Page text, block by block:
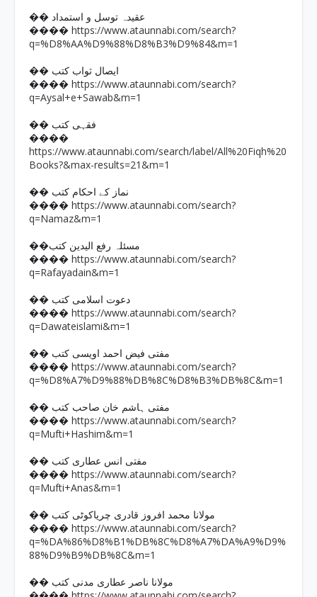
�� عقیدہ توسل و استمداد
���� https://www.ataunnabi.com/search?
q=%D8%AA%D9%88%D8%B3%D9%84&m=1
�� ایصال ثواب کتب
���� https://www.ataunnabi.com/search?
q=Aysal+e+Sawab&m=1
�� فقہی کتب
����
https://www.ataunnabi.com/search/label/All%20Fiqh%20
Books?&max-results=21&m=1
�� نماز کے احکام کتب
���� https://www.ataunnabi.com/search?
q=Namaz&m=1
��مسئلہ رفع الیدین کتب
���� https://www.ataunnabi.com/search?
q=Rafayadain&m=1
�� دعوت اسلامی کتب
���� https://www.ataunnabi.com/search?
q=Dawateislami&m=1
�� مفتی فیض احمد اویسی کتب
���� https://www.ataunnabi.com/search?
q=%D8%A7%D9%88%DB%8C%D8%B3%DB%8C&m=1
�� مفتی ہاشم خان صاحب کتب
���� https://www.ataunnabi.com/search?
q=Mufti+Hashim&m=1
�� مفتی انس عطاری کتب
���� https://www.ataunnabi.com/search?
q=Mufti+Anas&m=1
�� مولانا محمد افروز قادری چریاکوٹی کتب
���� https://www.ataunnabi.com/search?
q=%DA%86%D8%B1%DB%8C%D8%A7%DA%A9%D9%
88%D9%B9%DB%8C&m=1
�� مولانا ناصر عطاری مدنی کتب